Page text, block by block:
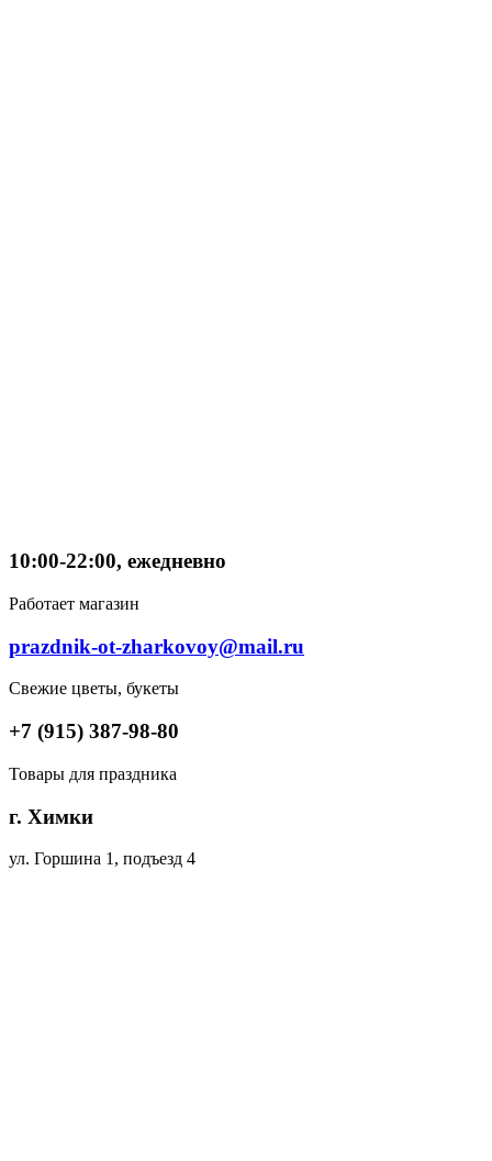
10:00-22:00, ежедневно
Работает магазин
prazdnik-ot-zharkovoy@mail.ru
Свежие цветы, букеты
+7 (915) 387-98-80
Товары для праздника
г. Химки
ул. Горшина 1, подъезд 4